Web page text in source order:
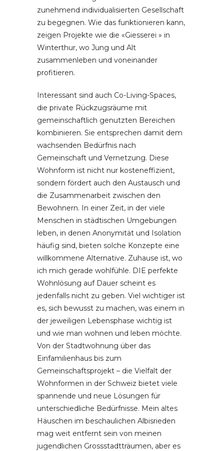
zunehmend individualisierten Gesellschaft
zu begegnen. Wie das funktionieren kann,
zeigen Projekte wie die «Giesserei » in
Winterthur, wo Jung und Alt
zusammenleben und voneinander
profitieren.
Interessant sind auch Co-Living-Spaces,
die private Rückzugsräume mit
gemeinschaftlich genutzten Bereichen
kombinieren. Sie entsprechen damit dem
wachsenden Bedürfnis nach
Gemeinschaft und Vernetzung. Diese
Wohnform ist nicht nur kosteneffizient,
sondern fördert auch den Austausch und
die Zusammenarbeit zwischen den
Bewohnern. In einer Zeit, in der viele
Menschen in städtischen Umgebungen
leben, in denen Anonymität und Isolation
häufig sind, bieten solche Konzepte eine
willkommene Alternative. Zuhause ist, wo
ich mich gerade wohlfühle. DIE perfekte
Wohnlösung auf Dauer scheint es
jedenfalls nicht zu geben. Viel wichtiger ist
es, sich bewusst zu machen, was einem in
der jeweiligen Lebensphase wichtig ist
und wie man wohnen und leben möchte.
Von der Stadtwohnung über das
Einfamilienhaus bis zum
Gemeinschaftsprojekt – die Vielfalt der
Wohnformen in der Schweiz bietet viele
spannende und neue Lösungen für
unterschiedliche Bedürfnisse. Mein altes
Häuschen im beschaulichen Albisrieden
mag weit entfernt sein von meinen
jugendlichen Grossstadtträumen, aber es